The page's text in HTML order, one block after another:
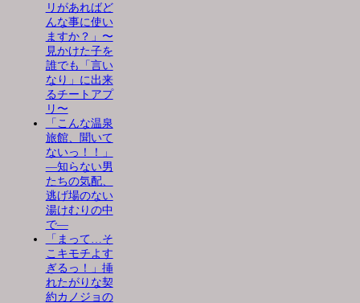
リがあればど
んな事に使い
ますか？」〜
見かけた子を
誰でも「言い
なり」に出来
るチートアプ
リ〜
「こんな温泉
旅館、聞いて
ないっ！！」
―知らない男
たちの気配、
逃げ場のない
湯けむりの中
で―
「まって…そ
こキモチよす
ぎるっ！」挿
れたがりな契
約カノジョの